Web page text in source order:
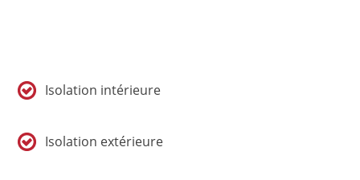
Isolation intérieure
Isolation extérieure